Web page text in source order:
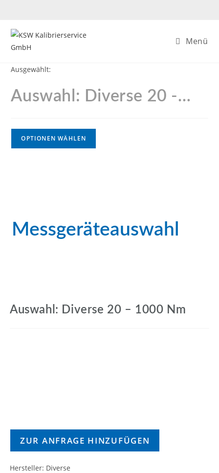
Menü
Ausgewählt:
Auswahl: Diverse 20 -…
OPTIONEN WÄHLEN
Messgeräteauswahl
Auswahl: Diverse 20 – 1000 Nm
ZUR ANFRAGE HINZUFÜGEN
Hersteller: Diverse